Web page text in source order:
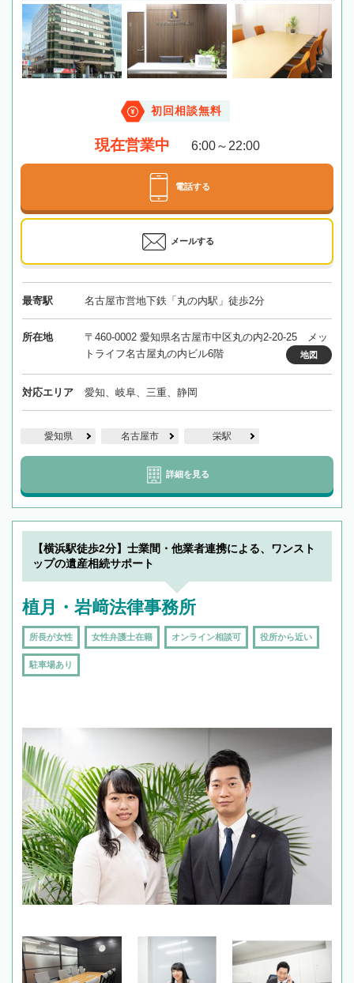
初回相談無料
現在営業中 6:00～22:00
電話する
メールする
最寄駅 名古屋市営地下鉄「丸の内駅」徒歩2分
所在地
〒460-0002 愛知県名古屋市中区丸の内2-20-25 メッ
トライフ名古屋丸の内ビル6階
地図
対応エリア 愛知、岐阜、三重、静岡
愛知県 名古屋市 栄駅
詳細を見る
【横浜駅徒歩2分】士業間・他業者連携による、ワンスト
ップの遺産相続サポート
植月・岩﨑法律事務所
所長が女性 女性弁護士在籍 オンライン相談可 役所から近い
駐車場あり